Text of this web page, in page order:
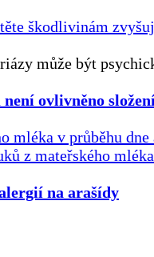
škodlivinám
může být
ovlivněno
mléka v průběhu dne
z mateřského
na arašídy